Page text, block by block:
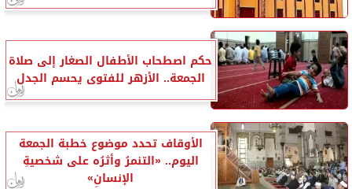
حكم اصطحاب الأطفال الصغار إلى صلاة
الجمعة.. الأزهر للفتوى يحسم الجدل
الأوقاف تحدد موضوع خطبة الجمعة
اليوم.. «التنمرُ وأثرُه على شخصيةِ
الإنسانِ»